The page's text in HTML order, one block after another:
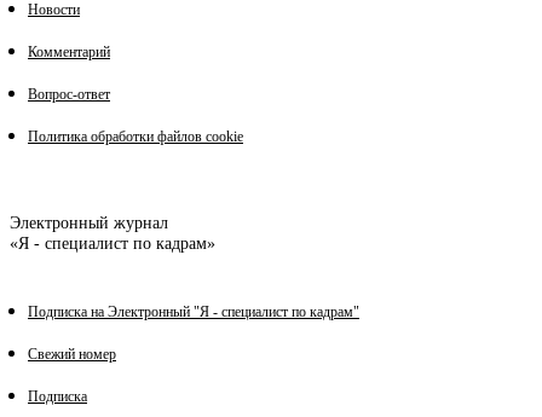
Новости
Комментарий
Вопрос-ответ
Политика обработки файлов cookie
Электронный журнал
«Я - специалист по кадрам»
Подписка на Электронный "Я - специалист по кадрам"
Свежий номер
Подписка